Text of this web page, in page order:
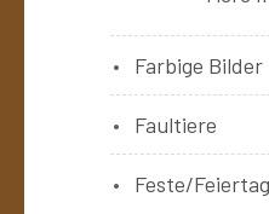
Farbige Bilder
Faultiere
Feste/